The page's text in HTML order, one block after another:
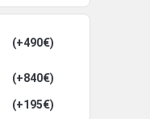
(+490€)
(+840€)
(+195€)